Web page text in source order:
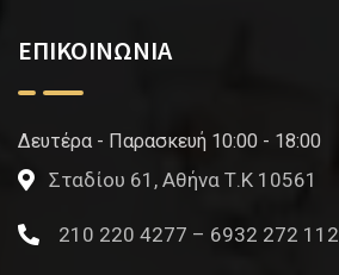
ΕΠΙΚΟΙΝΩΝΙΑ
Δευτέρα - Παρασκευή 10:00 - 18:00
Σταδίου 61, Αθήνα Τ.Κ 10561
210 220 4277 – 6932 272 112